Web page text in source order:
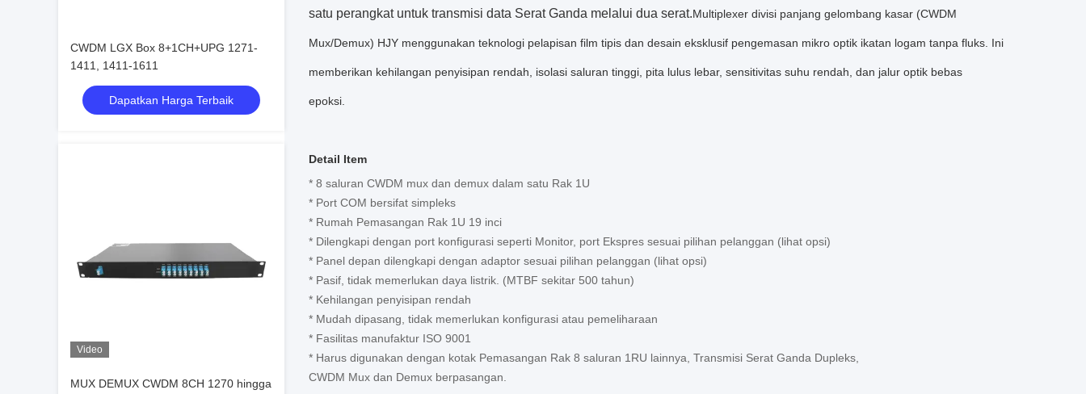
CWDM LGX Box 8+1CH+UPG 1271-
1411, 1411-1611
Dapatkan Harga Terbaik
Video
MUX DEMUX CWDM 8CH 1270 hingga
satu perangkat untuk transmisi data Serat Ganda melalui dua serat.Multiplexer divisi panjang gelombang kasar (CWDM
Mux/Demux) HJY menggunakan teknologi pelapisan film tipis dan desain eksklusif pengemasan mikro optik ikatan logam tanpa fluks. Ini
memberikan kehilangan penyisipan rendah, isolasi saluran tinggi, pita lulus lebar, sensitivitas suhu rendah, dan jalur optik bebas
epoksi.
Detail Item
* 8 saluran CWDM mux dan demux dalam satu Rak 1U
* Port COM bersifat simpleks
* Rumah Pemasangan Rak 1U 19 inci
* Dilengkapi dengan port konfigurasi seperti Monitor, port Ekspres sesuai pilihan pelanggan (lihat opsi)
* Panel depan dilengkapi dengan adaptor sesuai pilihan pelanggan (lihat opsi)
* Pasif, tidak memerlukan daya listrik. (MTBF sekitar 500 tahun)
* Kehilangan penyisipan rendah
* Mudah dipasang, tidak memerlukan konfigurasi atau pemeliharaan
* Fasilitas manufaktur ISO 9001
* Harus digunakan dengan kotak Pemasangan Rak 8 saluran 1RU lainnya, Transmisi Serat Ganda Dupleks,
CWDM Mux dan Demux berpasangan.